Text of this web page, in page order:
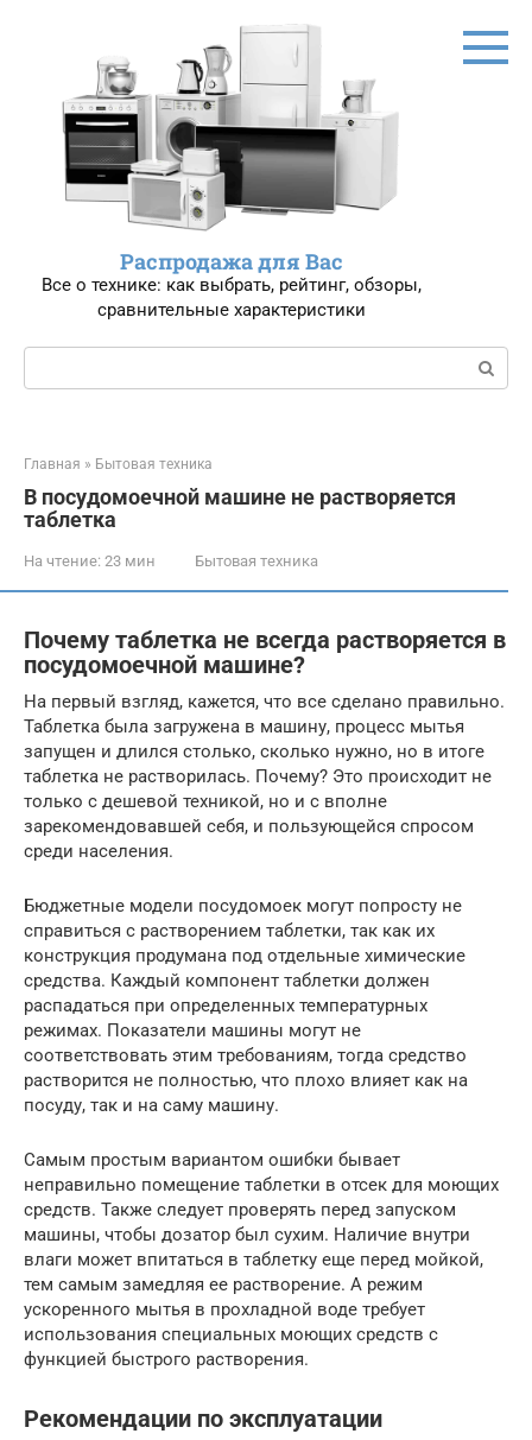
Распродажа для Вас
Все о технике: как выбрать, рейтинг, обзоры,
сравнительные характеристики
Поиск:
Главная » Бытовая техника
В посудомоечной машине не растворяется
таблетка
На чтение: 23 мин Бытовая техника
Почему таблетка не всегда растворяется в
посудомоечной машине?
На первый взгляд, кажется, что все сделано правильно.
Таблетка была загружена в машину, процесс мытья
запущен и длился столько, сколько нужно, но в итоге
таблетка не растворилась. Почему? Это происходит не
только с дешевой техникой, но и с вполне
зарекомендовавшей себя, и пользующейся спросом
среди населения.
Бюджетные модели посудомоек могут попросту не
справиться с растворением таблетки, так как их
конструкция продумана под отдельные химические
средства. Каждый компонент таблетки должен
распадаться при определенных температурных
режимах. Показатели машины могут не
соответствовать этим требованиям, тогда средство
растворится не полностью, что плохо влияет как на
посуду, так и на саму машину.
Самым простым вариантом ошибки бывает
неправильно помещение таблетки в отсек для моющих
средств. Также следует проверять перед запуском
машины, чтобы дозатор был сухим. Наличие внутри
влаги может впитаться в таблетку еще перед мойкой,
тем самым замедляя ее растворение. А режим
ускоренного мытья в прохладной воде требует
использования специальных моющих средств с
функцией быстрого растворения.
Рекомендации по эксплуатации